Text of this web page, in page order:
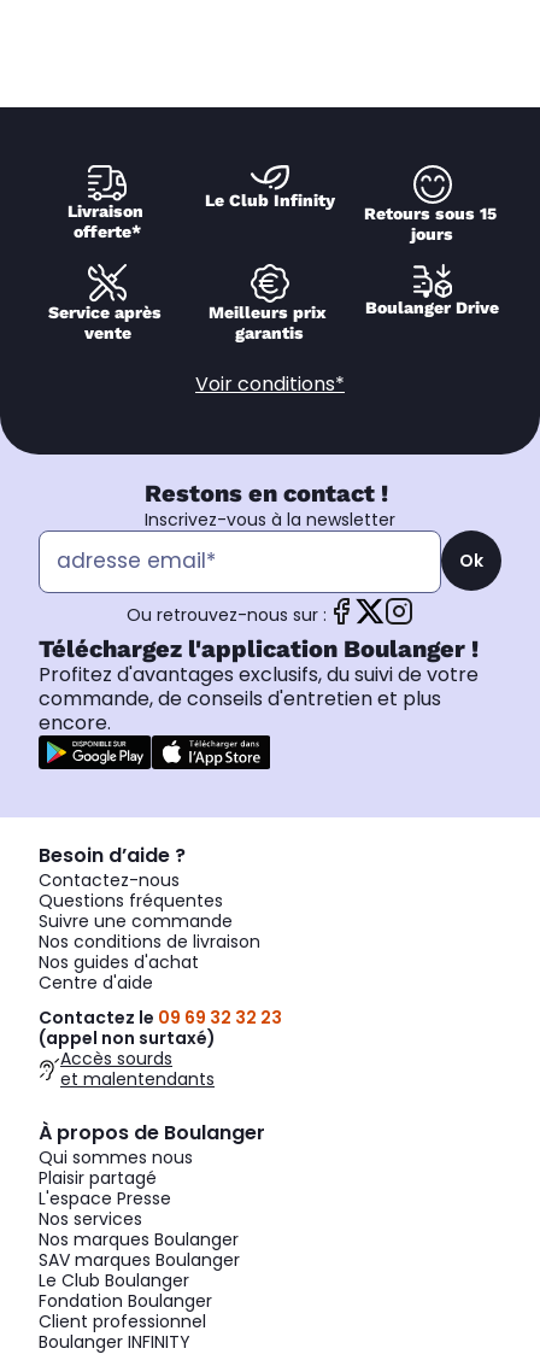
Livraison
offerte*
Le Club Infinity
Retours sous 15
jours
Service après
vente
Meilleurs prix
garantis
Boulanger Drive
Voir conditions*
Restons en contact !
Inscrivez-vous à la newsletter
Ok
Ou retrouvez-nous sur :
Téléchargez l'application Boulanger !
Profitez d'avantages exclusifs, du suivi de votre
commande, de conseils d'entretien et plus
encore.
Besoin d’aide ?
Contactez-nous
Questions fréquentes
Suivre une commande
Nos conditions de livraison
Nos guides d'achat
Centre d'aide
Contactez le 09 69 32 32 23
(appel non surtaxé)
Accès sourds
et malentendants
À propos de Boulanger
Qui sommes nous
Plaisir partagé
L'espace Presse
Nos services
Nos marques Boulanger
SAV marques Boulanger
Le Club Boulanger
Fondation Boulanger
Client professionnel
Boulanger INFINITY